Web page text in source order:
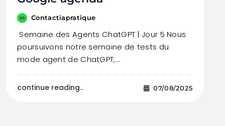
Contactiapratique
Semaine des Agents ChatGPT | Jour 5 Nous
poursuivons notre semaine de tests du
mode agent de ChatGPT,…
continue reading.. 07/08/2025